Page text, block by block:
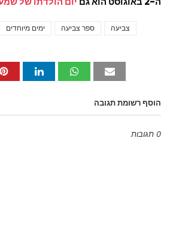
ימים מיוחדים ספר צביעה
צביעה
הוסף רשומת תגובה
0 תגובות